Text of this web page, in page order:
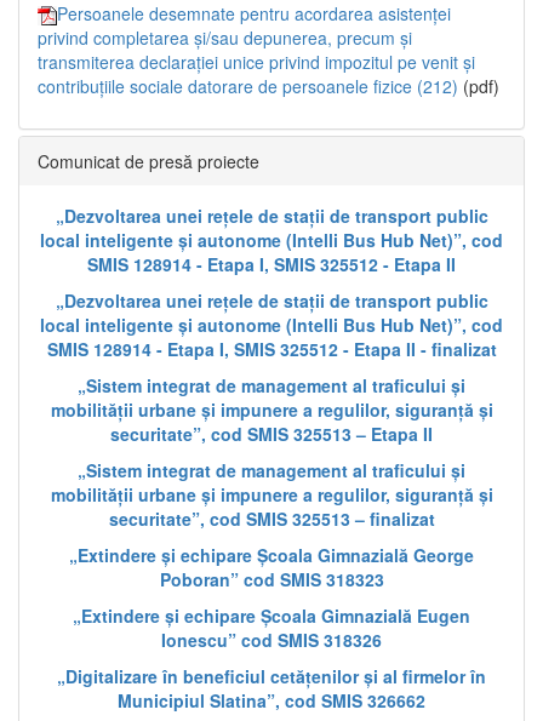
Persoanele desemnate pentru acordarea asistenței
privind completarea și/sau depunerea, precum și
transmiterea declarației unice privind impozitul pe venit și
contribuțiile sociale datorare de persoanele fizice (212) (pdf)
Comunicat de presă proiecte
„Dezvoltarea unei rețele de stații de transport public
local inteligente și autonome (Intelli Bus Hub Net)”, cod
SMIS 128914 - Etapa I, SMIS 325512 - Etapa II
„Dezvoltarea unei rețele de stații de transport public
local inteligente și autonome (Intelli Bus Hub Net)”, cod
SMIS 128914 - Etapa I, SMIS 325512 - Etapa II - finalizat
„Sistem integrat de management al traficului și
mobilității urbane și impunere a regulilor, siguranță și
securitate”, cod SMIS 325513 – Etapa II
„Sistem integrat de management al traficului și
mobilității urbane și impunere a regulilor, siguranță și
securitate”, cod SMIS 325513 – finalizat
„Extindere și echipare Școala Gimnazială George
Poboran” cod SMIS 318323
„Extindere și echipare Școala Gimnazială Eugen
Ionescu” cod SMIS 318326
„Digitalizare în beneficiul cetățenilor și al firmelor în
Municipiul Slatina”, cod SMIS 326662